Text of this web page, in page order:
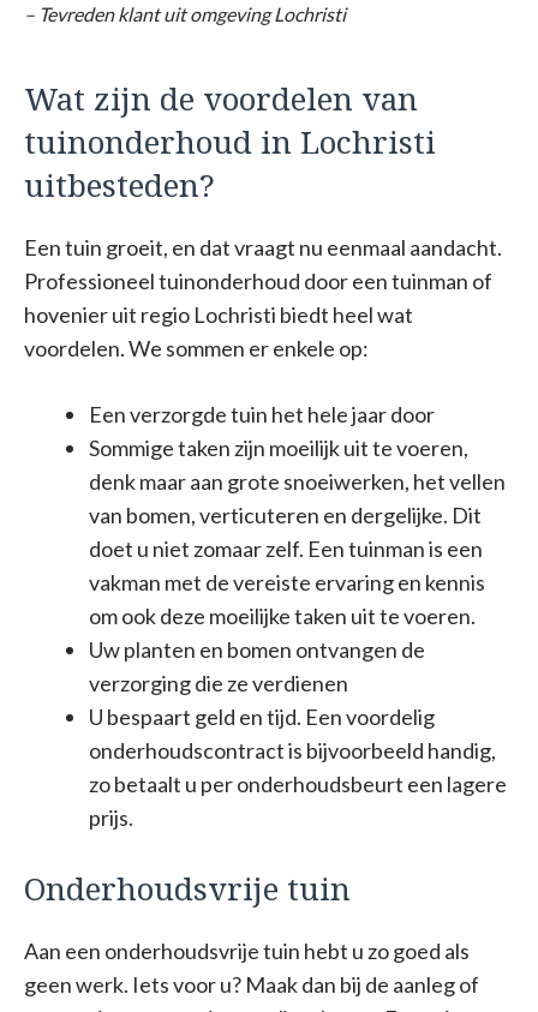
– Tevreden klant uit omgeving Lochristi
Wat zijn de voordelen van
tuinonderhoud in Lochristi
uitbesteden?
Een tuin groeit, en dat vraagt nu eenmaal aandacht.
Professioneel tuinonderhoud door een tuinman of
hovenier uit regio Lochristi biedt heel wat
voordelen. We sommen er enkele op:
Een verzorgde tuin het hele jaar door
Sommige taken zijn moeilijk uit te voeren,
denk maar aan grote snoeiwerken, het vellen
van bomen, verticuteren en dergelijke. Dit
doet u niet zomaar zelf. Een tuinman is een
vakman met de vereiste ervaring en kennis
om ook deze moeilijke taken uit te voeren.
Uw planten en bomen ontvangen de
verzorging die ze verdienen
U bespaart geld en tijd. Een voordelig
onderhoudscontract is bijvoorbeeld handig,
zo betaalt u per onderhoudsbeurt een lagere
prijs.
Onderhoudsvrije tuin
Aan een onderhoudsvrije tuin hebt u zo goed als
geen werk. Iets voor u? Maak dan bij de aanleg of